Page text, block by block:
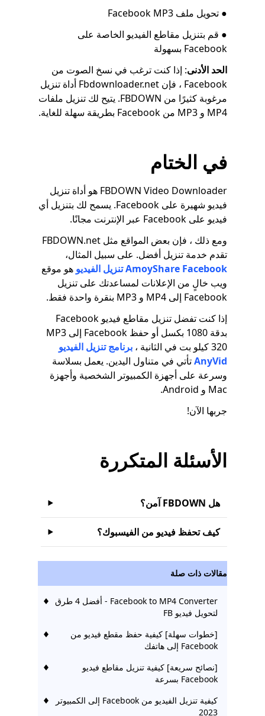
● تحويل ملف Facebook MP3
● قم بتنزيل مقاطع الفيديو الخاصة على
Facebook بسهولة
الحد الأدنى: إذا كنت ترغب في نسخ الصوت من
Facebook ، فإن Fbdownloader.net أداة تنزيل
مرغوبة كثيرًا من FBDOWN. يتيح لك تنزيل ملفات
في الختام
FBDOWN Video Downloader هو أداة تنزيل
فيديو شهيرة على Facebook. يسمح لك بتنزيل أي
فيديو على Facebook عبر الإنترنت مجانًا.
ومع ذلك ، فإن بعض المواقع مثل FBDOWN.net
تقدم خدمة تنزيل أفضل. على سبيل المثال،
AmoyShare Facebook تنزيل الفيديو
هو موقع
ويب خالٍ من الإعلانات لمساعدتك على تنزيل
Facebook إلى MP4 و MP3 بنقرة واحدة فقط.
إذا كنت تفضل تنزيل مقاطع فيديو Facebook
بدقة 1080 بكسل أو حفظ Facebook إلى MP3
برنامج تنزيل الفيديو
تأتي في متناول اليدين. يعمل بسلاسة
وسرعة على أجهزة الكمبيوتر الشخصية وأجهزة
جربها الآن!
الأسئلة المتكررة
كيف تحفظ فيديو من الفيسبوك؟
مقالات ذات صلة
Facebook to MP4 Converter - أفضل 4 طرق
لتحويل فيديو FB
[خطوات سهلة] كيفية حفظ مقطع فيديو من
[نصائح سريعة] كيفية تنزيل مقاطع فيديو
كيفية تنزيل الفيديو من Facebook إلى الكمبيوتر